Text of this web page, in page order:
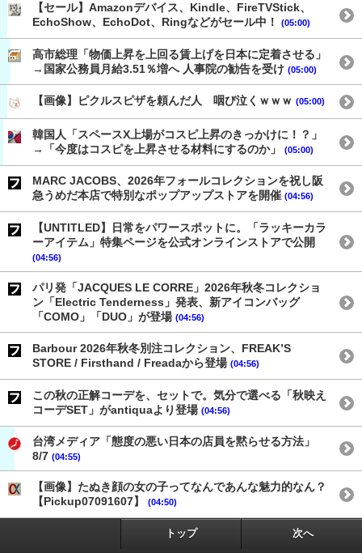
【セール】Amazonデバイス、Kindle、FireTVStick、
EchoShow、EchoDot、Ringなどがセール中！
(05:00)
高市総理「物価上昇を上回る賃上げを日本に定着させる」
→国家公務員月給3.51％増へ 人事院の勧告を受け (05:00)
【画像】ピクルスピザを頼んだ人 咽び泣くｗｗｗ (05:00)
韓国人「スペースX上場がコスピ上昇のきっかけに！？」
→「今度はコスピを上昇させる材料にするのか」
(05:00)
MARC JACOBS、2026年フォールコレクションを祝し阪
急うめだ本店で特別なポップアップストアを開催 (04:56)
【UNTITLED】日常をパワースポットに。「ラッキーカラ
ーアイテム」特集ページを公式オンラインストアで公開
(04:56)
パリ発「JACQUES LE CORRE」2026年秋冬コレクショ
ン「Electric Tenderness」発表、新アイコンバッグ
「COMO」「DUO」が登場 (04:56)
Barbour 2026年秋冬別注コレクション、FREAK’S
STORE / Firsthand / Freadaから登場 (04:56)
この秋の正解コーデを、セットで。気分で選べる「秋映え
コーデSET」がantiquaより登場 (04:56)
台湾メディア「態度の悪い日本の店員を黙らせる方法」
8/7 (04:55)
【画像】たぬき顔の女の子ってなんであんな魅力的なん？
【Pickup07091607】
(04:50)
トップ 次へ